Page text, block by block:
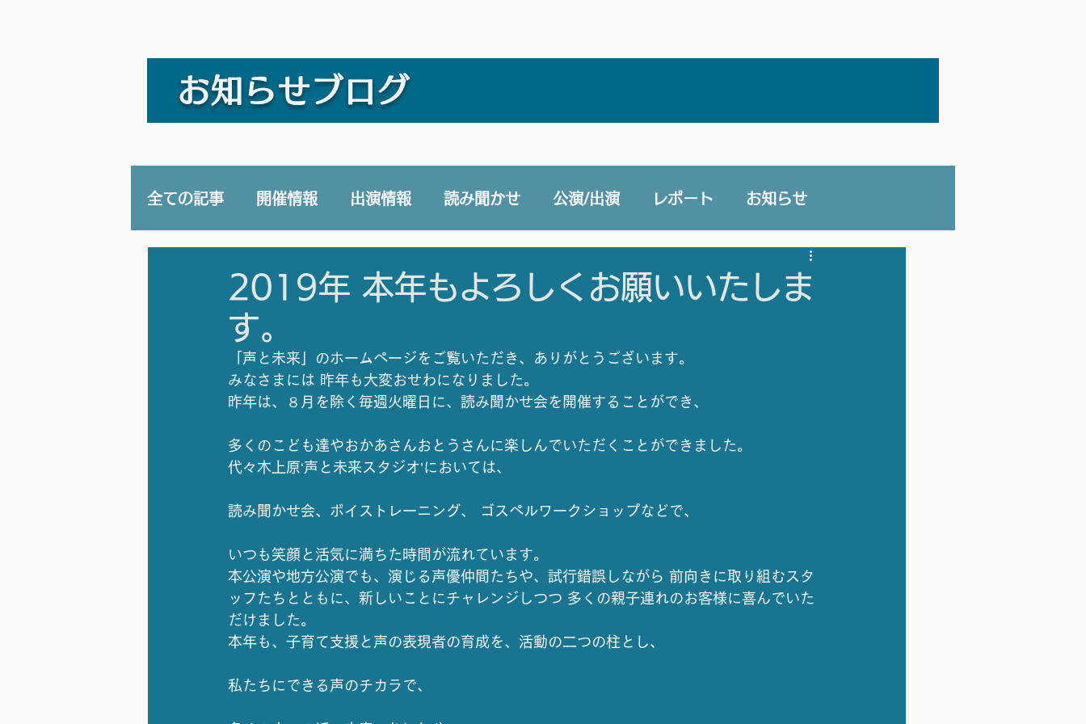
お知らせブログ
全ての記事 開催情報 出演情報 読み聞かせ 公演/出演 レポート お知らせ
2019年 本年もよろしくお願いいたしま
す。
「声と未来」のホームページをご覧いただき、ありがとうございます。
みなさまには 昨年も大変おせわになりました。
昨年は、８月を除く毎週火曜日に、読み聞かせ会を開催することができ、
多くのこども達やおかあさんおとうさんに楽しんでいただくことができました。
代々木上原‘声と未来スタジオ’においては、
読み聞かせ会、ボイストレーニング、 ゴスペルワークショップなどで、
いつも笑顔と活気に満ちた時間が流れています。
本公演や地方公演でも、演じる声優仲間たちや、試行錯誤しながら 前向きに取り組むスタ
ッフたちとともに、新しいことにチャレンジしつつ 多くの親子連れのお客様に喜んでいた
だけました。
本年も、子育て支援と声の表現者の育成を、活動の二つの柱とし、
私たちにできる声のチカラで、